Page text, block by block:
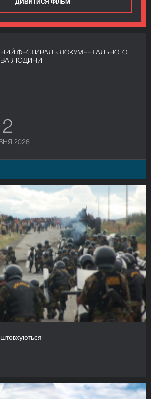
ФЕСТИВАЛЬ ДОКУМЕНТАЛЬНОГО
ЛЮДИНИ
2026